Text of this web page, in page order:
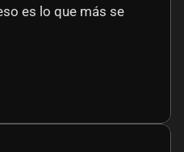
es lo que más se